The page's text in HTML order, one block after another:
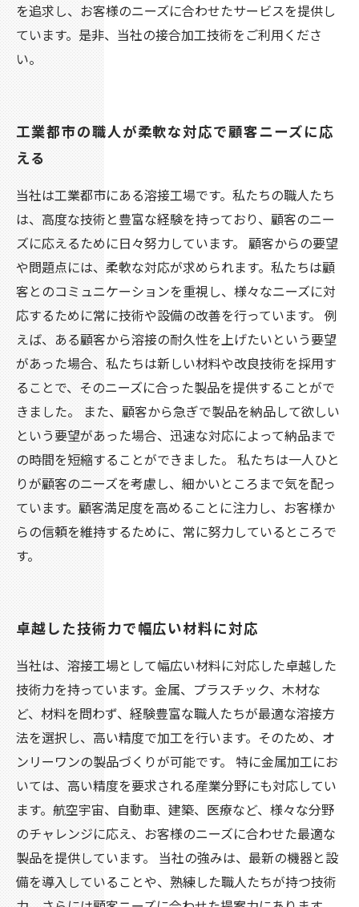
を追求し、お客様のニーズに合わせたサービスを提供し
ています。是非、当社の接合加工技術をご利用くださ
い。
工業都市の職人が柔軟な対応で顧客ニーズに応
える
当社は工業都市にある溶接工場です。私たちの職人たち
は、高度な技術と豊富な経験を持っており、顧客のニー
ズに応えるために日々努力しています。 顧客からの要望
や問題点には、柔軟な対応が求められます。私たちは顧
客とのコミュニケーションを重視し、様々なニーズに対
応するために常に技術や設備の改善を行っています。 例
えば、ある顧客から溶接の耐久性を上げたいという要望
があった場合、私たちは新しい材料や改良技術を採用す
ることで、そのニーズに合った製品を提供することがで
きました。 また、顧客から急ぎで製品を納品して欲しい
という要望があった場合、迅速な対応によって納品まで
の時間を短縮することができました。 私たちは一人ひと
りが顧客のニーズを考慮し、細かいところまで気を配っ
ています。顧客満足度を高めることに注力し、お客様か
らの信頼を維持するために、常に努力しているところで
す。
卓越した技術力で幅広い材料に対応
当社は、溶接工場として幅広い材料に対応した卓越した
技術力を持っています。金属、プラスチック、木材な
ど、材料を問わず、経験豊富な職人たちが最適な溶接方
法を選択し、高い精度で加工を行います。そのため、オ
ンリーワンの製品づくりが可能です。 特に金属加工にお
いては、高い精度を要求される産業分野にも対応してい
ます。航空宇宙、自動車、建築、医療など、様々な分野
のチャレンジに応え、お客様のニーズに合わせた最適な
製品を提供しています。 当社の強みは、最新の機器と設
備を導入していることや、熟練した職人たちが持つ技術